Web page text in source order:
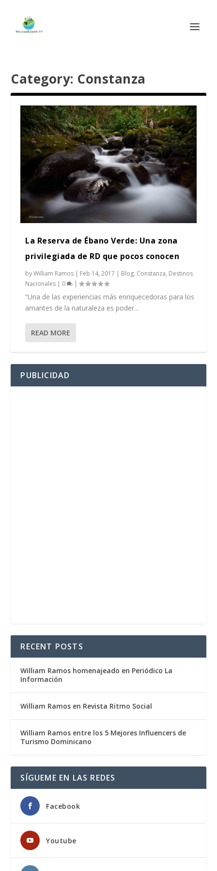
Category: Constanza
La Reserva de Ébano Verde: Una zona
privilegiada de RD que pocos conocen
byWilliam Ramos | Feb 14, 2017 | Blog, Constanza, Destinos
Nacionales | 0 |
“Una de las experiencias más enriquecedoras para los
amantes de la naturaleza es poder...
READ MORE
PUBLICIDAD
RECENT POSTS
William Ramos homenajeado en Periódico La
Información
William Ramos en Revista Ritmo Social
William Ramos entre los 5 Mejores Influencers de
Turismo Dominicano
SÍGUEME EN LAS REDES
Facebook
Youtube